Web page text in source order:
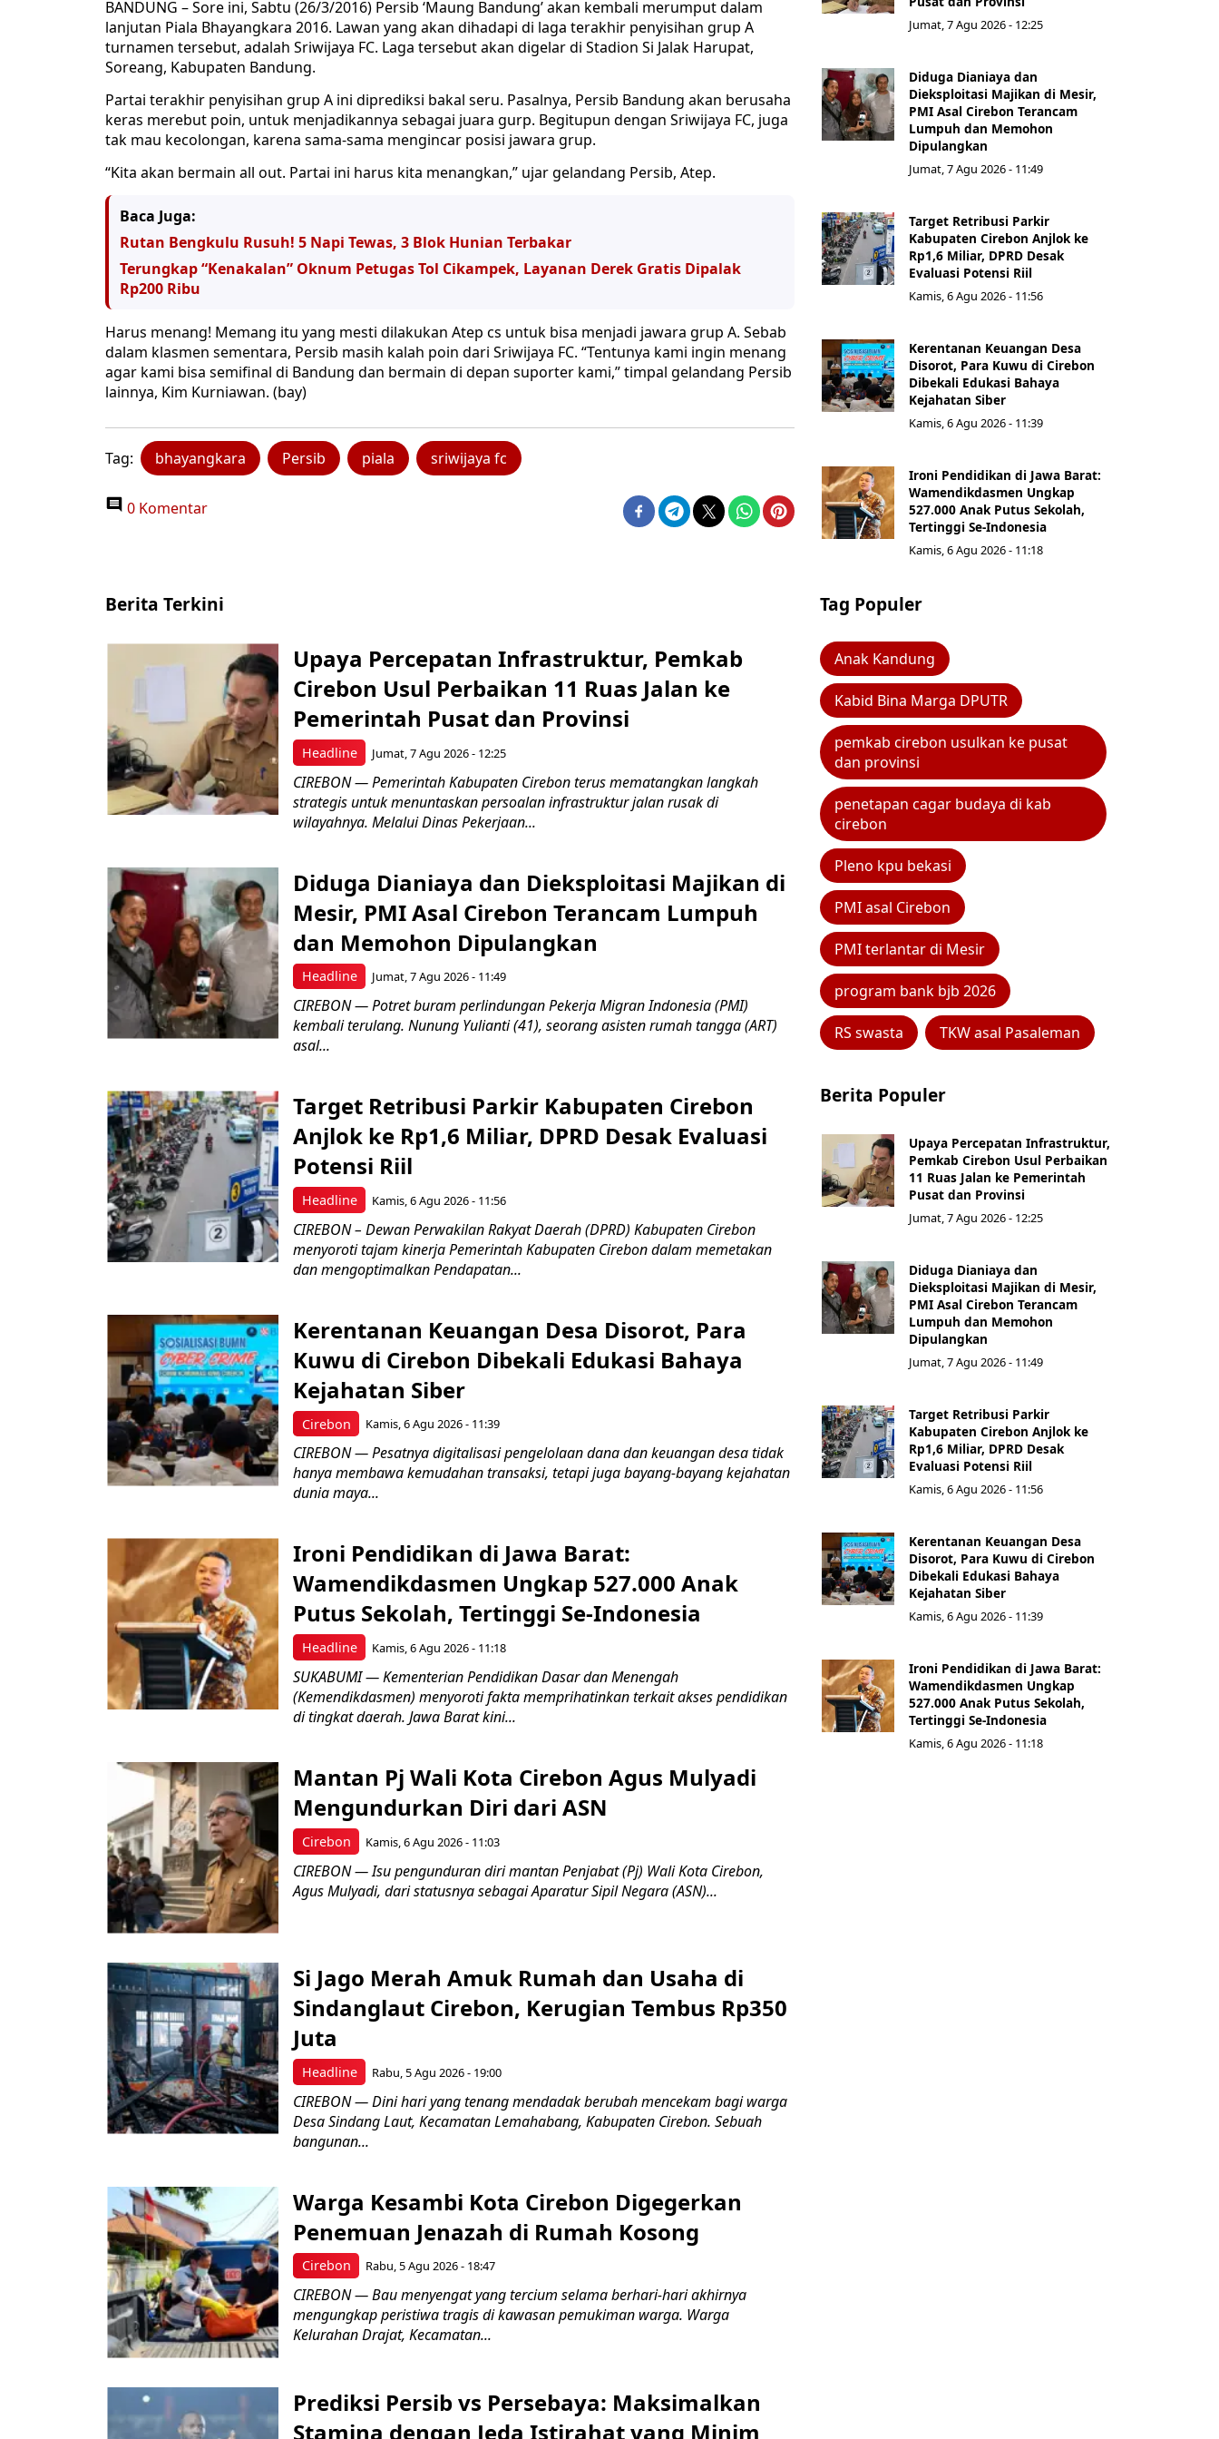
BANDUNG – Sore ini, Sabtu (26/3/2016) Persib ‘Maung Bandung’ akan kembali merumput dalam
lanjutan Piala Bhayangkara 2016. Lawan yang akan dihadapi di laga terakhir penyisihan grup A
turnamen tersebut, adalah Sriwijaya FC. Laga tersebut akan digelar di Stadion Si Jalak Harupat,
Soreang, Kabupaten Bandung.
Partai terakhir penyisihan grup A ini diprediksi bakal seru. Pasalnya, Persib Bandung akan berusaha
keras merebut poin, untuk menjadikannya sebagai juara gurp. Begitupun dengan Sriwijaya FC, juga
tak mau kecolongan, karena sama-sama mengincar posisi jawara grup.
“Kita akan bermain all out. Partai ini harus kita menangkan,” ujar gelandang Persib, Atep.
Baca Juga:
Rutan Bengkulu Rusuh! 5 Napi Tewas, 3 Blok Hunian Terbakar
Terungkap “Kenakalan” Oknum Petugas Tol Cikampek, Layanan Derek Gratis Dipalak
Rp200 Ribu
Harus menang! Memang itu yang mesti dilakukan Atep cs untuk bisa menjadi jawara grup A. Sebab
dalam klasmen sementara, Persib masih kalah poin dari Sriwijaya FC. “Tentunya kami ingin menang
agar kami bisa semifinal di Bandung dan bermain di depan suporter kami,” timpal gelandang Persib
lainnya, Kim Kurniawan. (bay)
Tag: bhayangkara Persib piala sriwijaya fc
0 Komentar
Jumat, 7 Agu 2026 - 12:25
Diduga Dianiaya dan
Dieksploitasi Majikan di Mesir,
PMI Asal Cirebon Terancam
Lumpuh dan Memohon
Dipulangkan
Jumat, 7 Agu 2026 - 11:49
Target Retribusi Parkir
Kabupaten Cirebon Anjlok ke
Rp1,6 Miliar, DPRD Desak
Evaluasi Potensi Riil
Kamis, 6 Agu 2026 - 11:56
Kerentanan Keuangan Desa
Disorot, Para Kuwu di Cirebon
Dibekali Edukasi Bahaya
Kejahatan Siber
Kamis, 6 Agu 2026 - 11:39
Ironi Pendidikan di Jawa Barat:
Wamendikdasmen Ungkap
527.000 Anak Putus Sekolah,
Tertinggi Se-Indonesia
Kamis, 6 Agu 2026 - 11:18
Berita Terkini
Headline
Upaya Percepatan Infrastruktur, Pemkab
Cirebon Usul Perbaikan 11 Ruas Jalan ke
Pemerintah Pusat dan Provinsi
Jumat, 7 Agu 2026 - 12:25
CIREBON — Pemerintah Kabupaten Cirebon terus mematangkan langkah
strategis untuk menuntaskan persoalan infrastruktur jalan rusak di
wilayahnya. Melalui Dinas Pekerjaan...
Headline
Diduga Dianiaya dan Dieksploitasi Majikan di
Mesir, PMI Asal Cirebon Terancam Lumpuh
dan Memohon Dipulangkan
Jumat, 7 Agu 2026 - 11:49
CIREBON — Potret buram perlindungan Pekerja Migran Indonesia (PMI)
kembali terulang. Nunung Yulianti (41), seorang asisten rumah tangga (ART)
asal...
Headline
Target Retribusi Parkir Kabupaten Cirebon
Anjlok ke Rp1,6 Miliar, DPRD Desak Evaluasi
Potensi Riil
Kamis, 6 Agu 2026 - 11:56
CIREBON – Dewan Perwakilan Rakyat Daerah (DPRD) Kabupaten Cirebon
menyoroti tajam kinerja Pemerintah Kabupaten Cirebon dalam memetakan
dan mengoptimalkan Pendapatan...
Cirebon
Kerentanan Keuangan Desa Disorot, Para
Kuwu di Cirebon Dibekali Edukasi Bahaya
Kejahatan Siber
Kamis, 6 Agu 2026 - 11:39
CIREBON — Pesatnya digitalisasi pengelolaan dana dan keuangan desa tidak
hanya membawa kemudahan transaksi, tetapi juga bayang-bayang kejahatan
dunia maya...
Headline
Ironi Pendidikan di Jawa Barat:
Wamendikdasmen Ungkap 527.000 Anak
Putus Sekolah, Tertinggi Se-Indonesia
Kamis, 6 Agu 2026 - 11:18
SUKABUMI — Kementerian Pendidikan Dasar dan Menengah
(Kemendikdasmen) menyoroti fakta memprihatinkan terkait akses pendidikan
di tingkat daerah. Jawa Barat kini...
Cirebon
Mantan Pj Wali Kota Cirebon Agus Mulyadi
Mengundurkan Diri dari ASN
Kamis, 6 Agu 2026 - 11:03
CIREBON — Isu pengunduran diri mantan Penjabat (Pj) Wali Kota Cirebon,
Agus Mulyadi, dari statusnya sebagai Aparatur Sipil Negara (ASN)...
Headline
Si Jago Merah Amuk Rumah dan Usaha di
Sindanglaut Cirebon, Kerugian Tembus Rp350
Juta
Rabu, 5 Agu 2026 - 19:00
CIREBON — Dini hari yang tenang mendadak berubah mencekam bagi warga
Desa Sindang Laut, Kecamatan Lemahabang, Kabupaten Cirebon. Sebuah
bangunan...
Cirebon
Warga Kesambi Kota Cirebon Digegerkan
Penemuan Jenazah di Rumah Kosong
Rabu, 5 Agu 2026 - 18:47
CIREBON — Bau menyengat yang tercium selama berhari-hari akhirnya
mengungkap peristiwa tragis di kawasan pemukiman warga. Warga
Kelurahan Drajat, Kecamatan...
Prediksi Persib vs Persebaya: Maksimalkan
Stamina dengan Jeda Istirahat yang Minim
Tag Populer
Anak Kandung
Kabid Bina Marga DPUTR
pemkab cirebon usulkan ke pusat
dan provinsi
penetapan cagar budaya di kab
cirebon
Pleno kpu bekasi
PMI asal Cirebon
PMI terlantar di Mesir
program bank bjb 2026
RS swasta TKW asal Pasaleman
Berita Populer
Upaya Percepatan Infrastruktur,
Pemkab Cirebon Usul Perbaikan
11 Ruas Jalan ke Pemerintah
Pusat dan Provinsi
Jumat, 7 Agu 2026 - 12:25
Diduga Dianiaya dan
Dieksploitasi Majikan di Mesir,
PMI Asal Cirebon Terancam
Lumpuh dan Memohon
Dipulangkan
Jumat, 7 Agu 2026 - 11:49
Target Retribusi Parkir
Kabupaten Cirebon Anjlok ke
Rp1,6 Miliar, DPRD Desak
Evaluasi Potensi Riil
Kamis, 6 Agu 2026 - 11:56
Kerentanan Keuangan Desa
Disorot, Para Kuwu di Cirebon
Dibekali Edukasi Bahaya
Kejahatan Siber
Kamis, 6 Agu 2026 - 11:39
Ironi Pendidikan di Jawa Barat:
Wamendikdasmen Ungkap
527.000 Anak Putus Sekolah,
Tertinggi Se-Indonesia
Kamis, 6 Agu 2026 - 11:18